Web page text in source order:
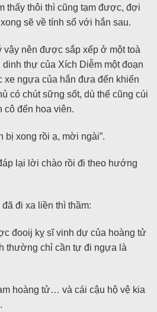
thấy thôi thì cũng tạm được, đợi
sẽ về tính sổ với hắn sau.
nên được sắp xếp ở một toà
dinh thự của Xích Diễm một đoạn
xe ngựa của hắn đưa đến khiến
có chút sững sốt, dù thế cũng cúi
cô đến hoa viên.
bị xong rồi ạ, mời ngài”.
lại lời chào rồi đi theo hướng
đi xa liền thì thầm:
đooij kỵ sĩ vinh dự của hoàng tử
thường chỉ cần tự đi ngựa là
hoàng tử… và cái cậu hộ vệ kia